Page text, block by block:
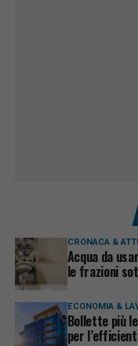
CRONACA &
Acqua da
le frazioni
ECONOMIA &
Bollette più
per